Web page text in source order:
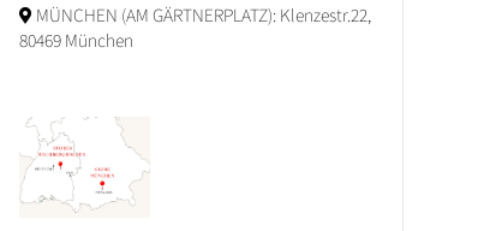
MÜNCHEN (AM GÄRTNERPLATZ): Klenzestr.22,
80469 München